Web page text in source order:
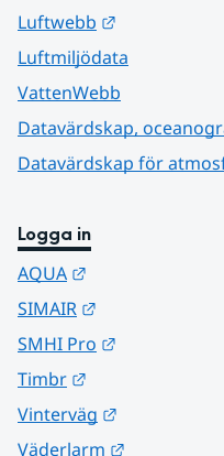
Luftwebb
Luftmiljödata
VattenWebb
Datavärdskap,
Datavärdskap för
Logga in
AQUA
SIMAIR
SMHI Pro
Timbr
Vinterväg
Väderlarm